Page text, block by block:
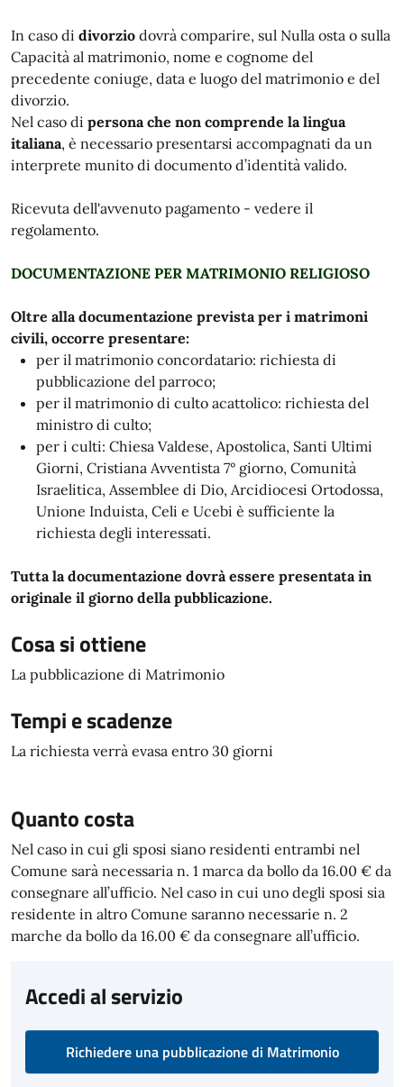
In caso di divorzio dovrà comparire, sul Nulla osta o sulla
Capacità al matrimonio, nome e cognome del
precedente coniuge, data e luogo del matrimonio e del
divorzio.
Nel caso di persona che non comprende la lingua
italiana, è necessario presentarsi accompagnati da un
interprete munito di documento d’identità valido.
Ricevuta dell'avvenuto pagamento - vedere il
regolamento.
DOCUMENTAZIONE PER MATRIMONIO RELIGIOSO
Oltre alla documentazione prevista per i matrimoni
civili, occorre presentare:
per il matrimonio concordatario: richiesta di
pubblicazione del parroco;
per il matrimonio di culto acattolico: richiesta del
ministro di culto;
per i culti: Chiesa Valdese, Apostolica, Santi Ultimi
Giorni, Cristiana Avventista 7° giorno, Comunità
Israelitica, Assemblee di Dio, Arcidiocesi Ortodossa,
Unione Induista, Celi e Ucebi è sufficiente la
richiesta degli interessati.
Tutta la documentazione dovrà essere presentata in
originale il giorno della pubblicazione.
Cosa si ottiene
La pubblicazione di Matrimonio
Tempi e scadenze
La richiesta verrà evasa entro 30 giorni
Quanto costa
Nel caso in cui gli sposi siano residenti entrambi nel
Comune sarà necessaria n. 1 marca da bollo da 16.00 € da
consegnare all’ufficio. Nel caso in cui uno degli sposi sia
residente in altro Comune saranno necessarie n. 2
marche da bollo da 16.00 € da consegnare all’ufficio.
Accedi al servizio
Richiedere una pubblicazione di Matrimonio